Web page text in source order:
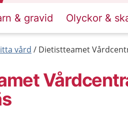
& gravid Olyckor &
vård Dietistteamet